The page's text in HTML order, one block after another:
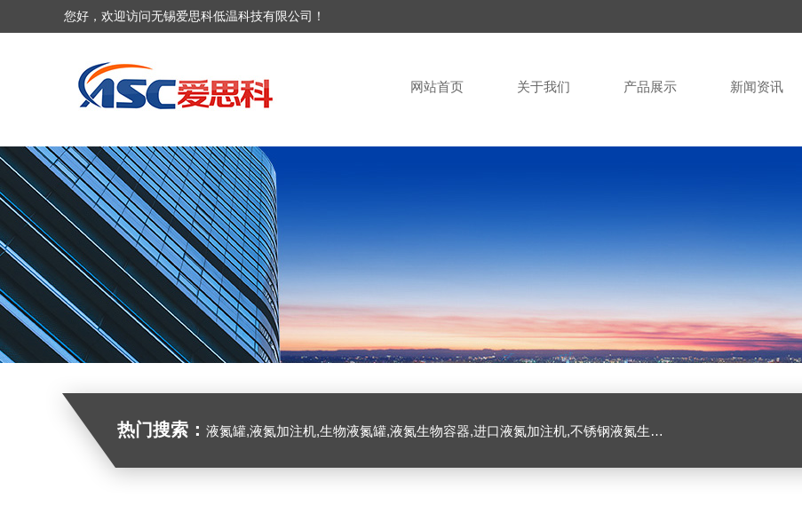
您好，欢迎访问无锡爱思科低温科技有限公司！
网站首页 关于我们 产品展示 新闻资讯
热门搜索： 液氮罐,液氮加注机,生物液氮罐,液氮生物容器,进口液氮加注机,不锈钢液氮生物容器